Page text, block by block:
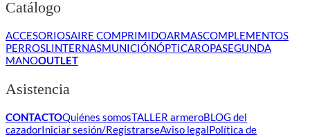
Catálogo
ACCESORIOSAIRE COMPRIMIDOARMASCOMPLEMENTOS
PERROSLINTERNASMUNICIÓNÓPTICAROPASEGUNDA
MANOOUTLET
Asistencia
CONTACTOQuiénes somosTALLER armeroBLOG del
cazadorIniciar sesión/RegistrarseAviso legalPolítica de